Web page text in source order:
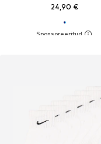
24,90 €